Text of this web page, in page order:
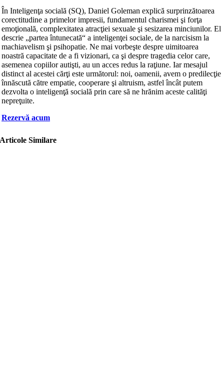
În Inteligenţa socială (SQ), Daniel Goleman explică surprinzătoarea
corectitudine a primelor impresii, fundamentul charismei şi forţa
emoţională, complexitatea atracţiei sexuale şi sesizarea minciunilor. El
descrie „partea întunecată“ a inteligenţei sociale, de la narcisism la
machiavelism şi psihopatie. Ne mai vorbeşte despre uimitoarea
noastră capacitate de a fi vizionari, ca şi despre tragedia celor care,
asemenea copiilor autişti, au un acces redus la raţiune. Iar mesajul
distinct al acestei cărţi este următorul: noi, oamenii, avem o predilecţie
înnăscută către empatie, cooperare şi altruism, astfel încât putem
dezvolta o inteligenţă socială prin care să ne hrănim aceste calităţi
nepreţuite.
Rezervă acum
Articole Similare